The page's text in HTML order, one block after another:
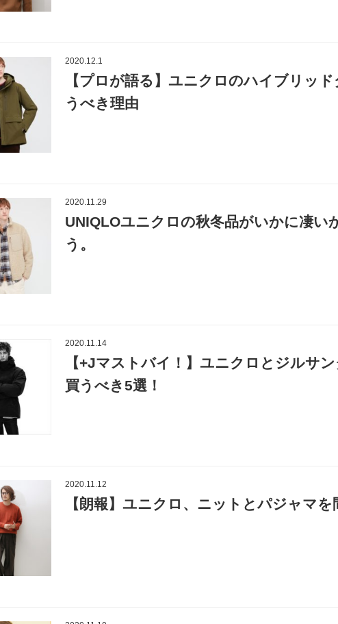
2020.12.1
【プロが語る】ユニクロのハイブリッ
うべき理由
2020.11.29
UNIQLOユニクロの秋冬品がいかに凄い
う。
2020.11.14
【+Jマストバイ！】ユニクロとジルサ
買うべき5選！
2020.11.12
【朗報】ユニクロ、ニットとパジャマを